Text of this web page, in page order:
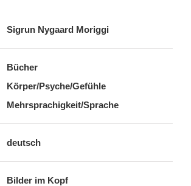
Sigrun Nygaard Moriggi
Bücher
Körper/Psyche/Gefühle
Mehrsprachigkeit/Sprache
deutsch
Bilder im Kopf